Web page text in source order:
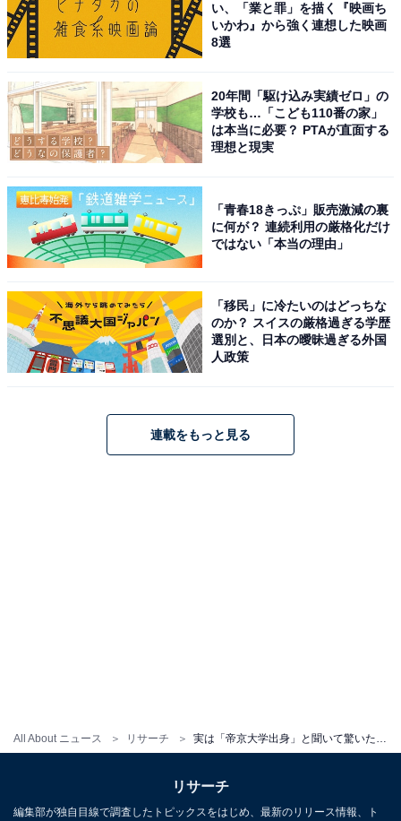
All About ニュース リサーチ 実は「帝京大学出身」と聞いて驚いた有名人ランキング！ 2位「ともさかりえ」を1票差で抑えた1位は？
い、「業と罪」を描く『映画ち
いかわ』から強く連想した映画
8選
20年間「駆け込み実績ゼロ」の
学校も…「こども110番の家」
は本当に必要？ PTAが直面する
理想と現実
「青春18きっぷ」販売激減の裏
に何が？ 連続利用の厳格化だけ
ではない「本当の理由」
「移民」に冷たいのはどっちな
のか？ スイスの厳格過ぎる学歴
選別と、日本の曖昧過ぎる外国
人政策
連載をもっと見る
リサーチ
編集部が独自目線で調査したトピックスをはじめ、最新のリリース情報、ト